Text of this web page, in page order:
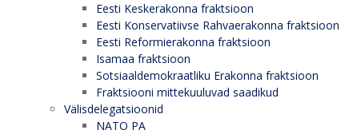
Eesti Keskerakonna fraktsioon
Eesti Konservatiivse Rahvaerakonna fraktsioon
Eesti Reformierakonna fraktsioon
Isamaa fraktsioon
Sotsiaaldemokraatliku Erakonna fraktsioon
Fraktsiooni mittekuuluvad saadikud
Välisdelegatsioonid
NATO PA